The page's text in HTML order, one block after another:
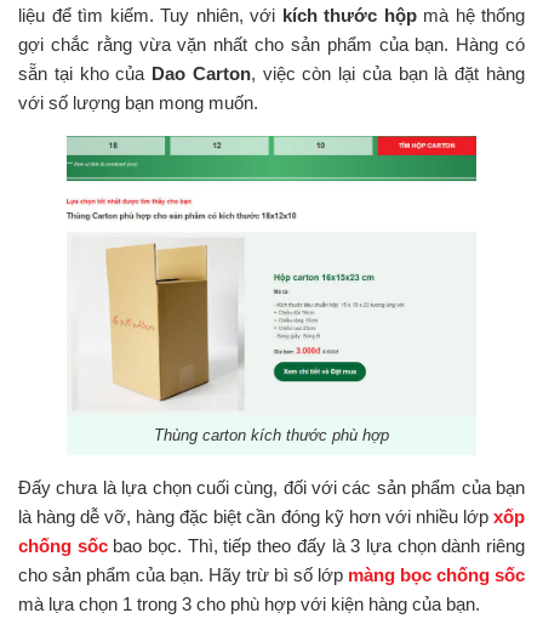
liệu để tìm kiếm. Tuy nhiên, với kích thước hộpmà hệ thống
gợi chắc rằng vừa vặn nhất cho sản phẩm của bạn. Hàng có
sẵn tại kho của Dao Carton, việc còn lại của bạn là đặt hàng
với số lượng bạn mong muốn.
Thùng carton kích thước phù hợp
Đấy chưa là lựa chọn cuối cùng, đối với các sản phẩm của bạn
là hàng dễ vỡ, hàng đặc biệt cần đóng kỹ hơn với nhiều lớp xốp
chống sốcbao bọc. Thì, tiếp theo đấy là 3 lựa chọn dành riêng
cho sản phẩm của bạn. Hãy trừ bì số lớp màng bọc chống sốc
mà lựa chọn 1 trong 3 cho phù hợp với kiện hàng của bạn.